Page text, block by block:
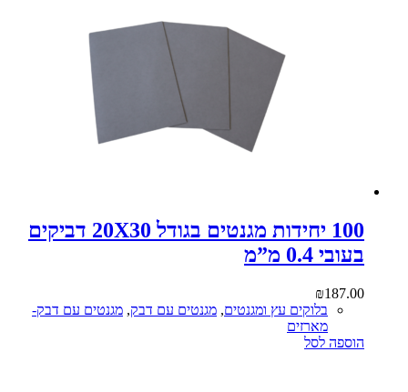
100 יחידות מגנטים בגודל 20X30 דביקים
בעובי 0.4 מ”מ
₪187.00
בלוקים עץ ומגנטים, מגנטים עם דבק, מגנטים עם דבק-
מארזים
הוספה לסל